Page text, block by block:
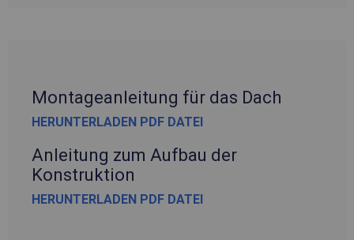
Montageanleitung für das Dach
HERUNTERLADEN PDF DATEI
Anleitung zum Aufbau der
Konstruktion
HERUNTERLADEN PDF DATEI